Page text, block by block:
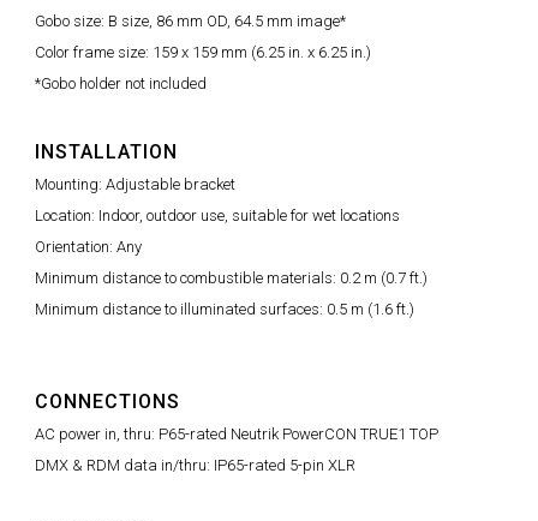
Gobo size: B size, 86 mm OD, 64.5 mm image*
Color frame size: 159 x 159 mm (6.25 in. x 6.25 in.)
*Gobo holder not included
INSTALLATION
Mounting: Adjustable bracket
Location: Indoor, outdoor use, suitable for wet locations
Orientation: Any
Minimum distance to combustible materials: 0.2 m (0.7 ft.)
Minimum distance to illuminated surfaces: 0.5 m (1.6 ft.)
CONNECTIONS
AC power in, thru: P65-rated Neutrik PowerCON TRUE1 TOP
DMX & RDM data in/thru: IP65-rated 5-pin XLR